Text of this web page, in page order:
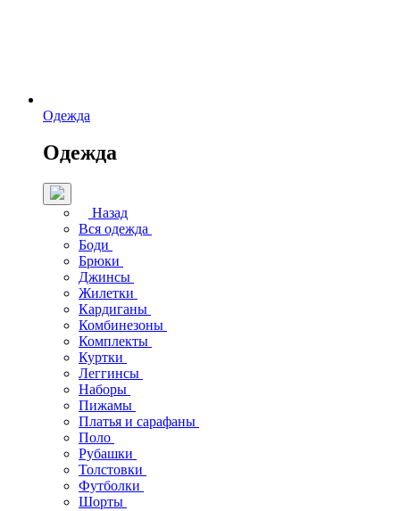
Одежда
Одежда
Назад
Вся одежда
Боди
Брюки
Джинсы
Жилетки
Кардиганы
Комбинезоны
Комплекты
Куртки
Леггинсы
Наборы
Пижамы
Платья и сарафаны
Поло
Рубашки
Толстовки
Футболки
Шорты